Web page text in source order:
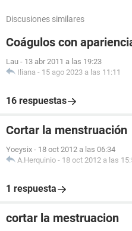
Discusiones similares
Coágulos con
Lau - 13 abr 2011 a las 19:23
Iliana - 15 ago 2023 a las 11:11
16 respuestas
Cortar la menstruación
Yoeysix - 18 oct 2012 a las 06:34
A.Herquinio - 18 oct 2012 a las
1 respuesta
cortar la mestruacion